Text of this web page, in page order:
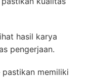
hasil karya
pengerjaan.
pastikan memiliki